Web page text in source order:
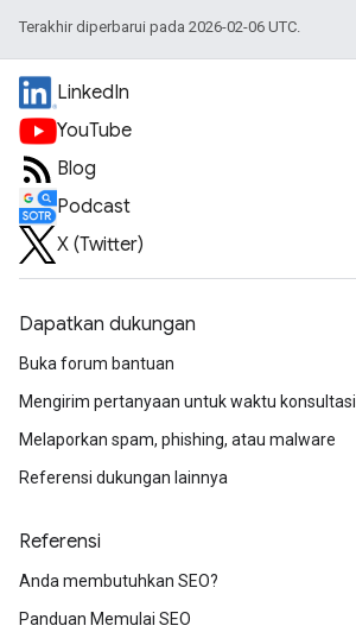
Terakhir diperbarui pada 2026-02-06 UTC.
LinkedIn
YouTube
Blog
Podcast
X (Twitter)
Dapatkan dukungan
Buka forum bantuan
Mengirim pertanyaan untuk waktu konsultasi
Melaporkan spam, phishing, atau malware
Referensi dukungan lainnya
Referensi
Anda membutuhkan SEO?
Panduan Memulai SEO